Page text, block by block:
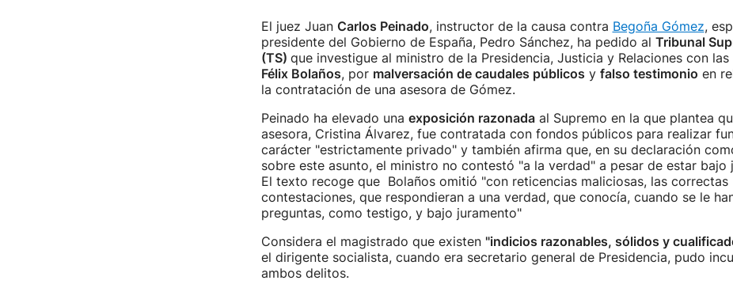
El juez Juan Carlos Peinado, instructor de la causa contra Begoña Gómez,
presidente del Gobierno de España, Pedro Sánchez, ha pedido al Tribunal
(TS) que investigue al ministro de la Presidencia, Justicia y Relaciones con
Félix Bolaños, por malversación de caudales públicos y falso testimonio en
la contratación de una asesora de Gómez.
Peinado ha elevado una exposición razonadaal Supremo en la que plantea
asesora, Cristina Álvarez, fue contratada con fondos públicos para realizar
carácter "estrictamente privado" y también afirma que, en su declaración
sobre este asunto, el ministro no contestó "a la verdad" a pesar de estar bajo
El texto recoge que Bolaños omitió "con reticencias maliciosas, las correctas
contestaciones, que respondieran a una verdad, que conocía, cuando se le
preguntas, como testigo, y bajo juramento"
Considera el magistrado que existen "indicios razonables, sólidos y
el dirigente socialista, cuando era secretario general de Presidencia, pudo
ambos delitos.